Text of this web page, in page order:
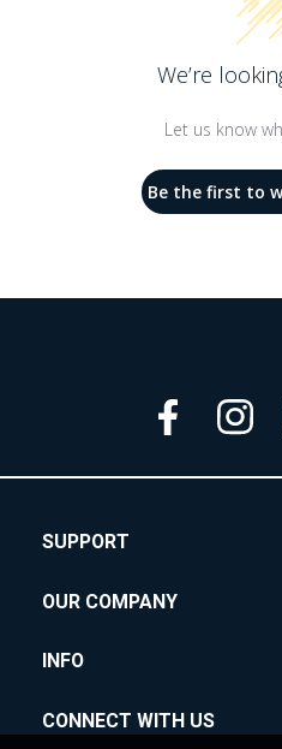
We’re
Let us know
Be the first to
SUPPORT
OUR COMPANY
INFO
CONNECT WITH US